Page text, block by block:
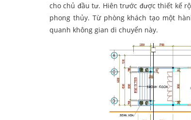
cho chủ đầu tư. Hiên trước được thiết kế
phong thủy. Từ phòng khách tạo một
quanh không gian di chuyển này.